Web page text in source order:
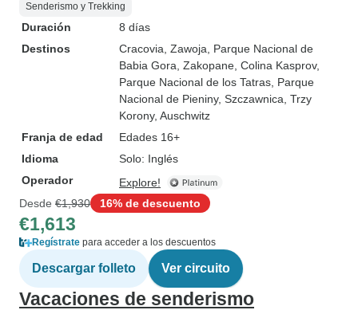
Senderismo y Trekking
Duración
8 días
Destinos
Cracovia , Zawoja , Parque Nacional de
Babia Gora , Zakopane , Colina Kasprov,
Parque Nacional de los Tatras , Parque
Nacional de Pieniny, Szczawnica , Trzy
Korony, Auschwitz
Franja de edad
Edades 16+
Idioma
Solo: Inglés
Operador
Explore!
Desde €1,930 16% de descuento
€1,613
Regístrate para acceder a los descuentos
Descargar folleto Ver circuito
Vacaciones de senderismo